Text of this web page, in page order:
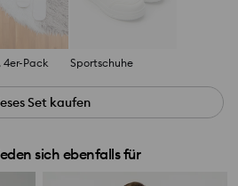
4er-Pack Sportschuhe
Set kaufen
sich ebenfalls für